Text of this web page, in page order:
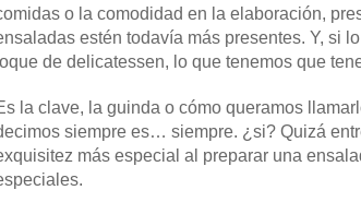
o la comodidad en la elaboración,
estén todavía más presentes. Y, si
de delicatessen, lo que tenemos que
la clave, la guinda o cómo queramos
siempre es… siempre. ¿si? Quizá
más especial al preparar una